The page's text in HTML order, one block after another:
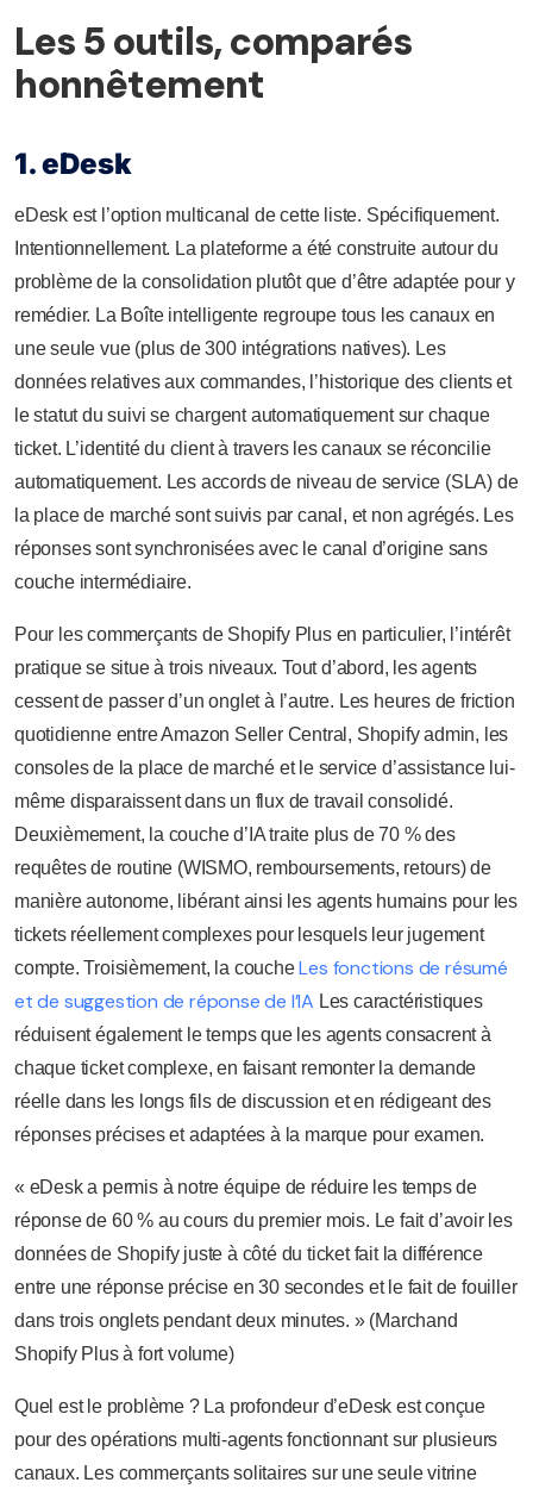
Les 5 outils, comparés
honnêtement
1. eDesk
eDesk est l’option multicanal de cette liste. Spécifiquement.
Intentionnellement. La plateforme a été construite autour du
problème de la consolidation plutôt que d’être adaptée pour y
remédier. La Boîte intelligente regroupe tous les canaux en
une seule vue (plus de 300 intégrations natives). Les
données relatives aux commandes, l’historique des clients et
le statut du suivi se chargent automatiquement sur chaque
ticket. L’identité du client à travers les canaux se réconcilie
automatiquement. Les accords de niveau de service (SLA) de
la place de marché sont suivis par canal, et non agrégés. Les
réponses sont synchronisées avec le canal d’origine sans
couche intermédiaire.
Pour les commerçants de Shopify Plus en particulier, l’intérêt
pratique se situe à trois niveaux. Tout d’abord, les agents
cessent de passer d’un onglet à l’autre. Les heures de friction
quotidienne entre Amazon Seller Central, Shopify admin, les
consoles de la place de marché et le service d’assistance lui-
même disparaissent dans un flux de travail consolidé.
Deuxièmement, la couche d’IA traite plus de 70 % des
requêtes de routine (WISMO, remboursements, retours) de
manière autonome, libérant ainsi les agents humains pour les
tickets réellement complexes pour lesquels leur jugement
compte. Troisièmement, la couche Les fonctions de résumé
et de suggestion de réponse de l’IA Les caractéristiques
réduisent également le temps que les agents consacrent à
chaque ticket complexe, en faisant remonter la demande
réelle dans les longs fils de discussion et en rédigeant des
réponses précises et adaptées à la marque pour examen.
« eDesk a permis à notre équipe de réduire les temps de
réponse de 60 % au cours du premier mois. Le fait d’avoir les
données de Shopify juste à côté du ticket fait la différence
entre une réponse précise en 30 secondes et le fait de fouiller
dans trois onglets pendant deux minutes. » (Marchand
Shopify Plus à fort volume)
Quel est le problème ? La profondeur d’eDesk est conçue
pour des opérations multi-agents fonctionnant sur plusieurs
canaux. Les commerçants solitaires sur une seule vitrine